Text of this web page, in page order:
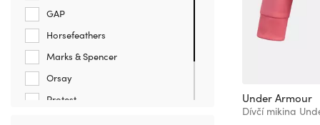
Under Armour
GAP
Horsefeathers
Marks & Spencer
Orsay
Protest